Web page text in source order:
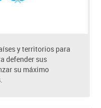
y territorios para
defender sus
su máximo